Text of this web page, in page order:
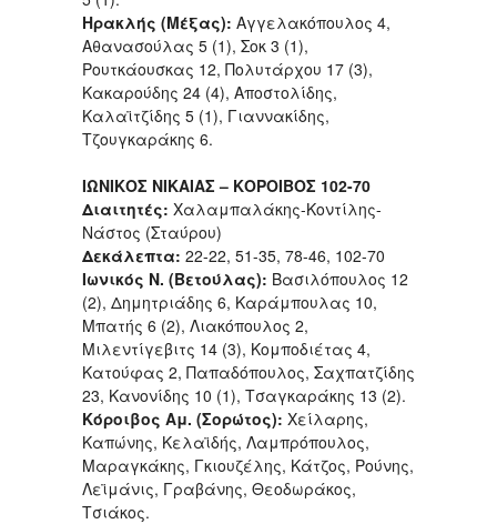
Ηρακλής (Μέξας): Αγγελακόπουλος 4,
Αθανασούλας 5 (1), Σοκ 3 (1),
Ρουτκάουσκας 12, Πολυτάρχου 17 (3),
Κακαρούδης 24 (4), Αποστολίδης,
Καλαϊτζίδης 5 (1), Γιαννακίδης,
Τζουγκαράκης 6.
ΙΩΝΙΚΟΣ ΝΙΚΑΙΑΣ – ΚΟΡΟΙΒΟΣ 102-70
Διαιτητές: Χαλαμπαλάκης-Κοντίλης-
Νάστος (Σταύρου)
Δεκάλεπτα: 22-22, 51-35, 78-46, 102-70
Ιωνικός Ν. (Βετούλας): Βασιλόπουλος 12
(2), Δημητριάδης 6, Καράμπουλας 10,
Μπατής 6 (2), Λιακόπουλος 2,
Μιλεντίγεβιτς 14 (3), Κομποδιέτας 4,
Κατούφας 2, Παπαδόπουλος, Σαχπατζίδης
23, Κανονίδης 10 (1), Τσαγκαράκης 13 (2).
Κόροιβος Αμ. (Σορώτος): Χείλαρης,
Καπώνης, Κελαϊδής, Λαμπρόπουλος,
Μαραγκάκης, Γκιουζέλης, Κάτζος, Ρούνης,
Λεϊμάνις, Γραβάνης, Θεοδωράκος,
Τσιάκος.